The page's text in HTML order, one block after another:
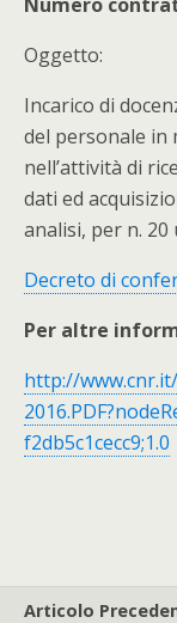
Oggetto:
Incarico di
del personale in
nell’attività di
dati ed
analisi, per n.
Decreto di
Per altre
http://www.cnr.it/
f2db5c1cecc9;1.0
Articolo